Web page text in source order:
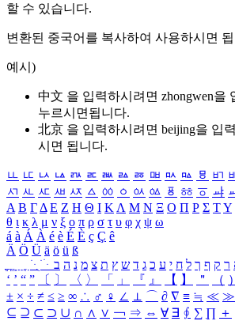
할 수 있습니다.
변환된 중국어를 복사하여 사용하시면
예시)
中文 을 입력하시려면 zhongwen을
누르시면됩니다.
北京 을 입력하시려면 beijing을 입
시면 됩니다.
ㅥ ㅦ ㅧ ㅨ ㅩ ㅪ ㅫ ㅬ ㅭ ㅮ ㅯ ㅰ ㅱ ㅲ
ㅺ ㅻ ㅼ ㅽ ㅾ ㅿ ㆀ ㆁ ㆂ ㆃ ㆄ ㆅ ㆆ ㆇ
Α Β ΓΔ Ε Ζ Η Θ Ι ΚΛ Μ Ν Ξ Ο Π Ρ Σ ΤΥ
θ ι κ λ μ ν ξ ο π ρ σ τ υ φ χ ψ ω
á à Á À é è É È ç Ç ê
Ä Ö Ü ä ö ü ß
ִֶֹ ֻּ ׁׂ ר ק ף ך ל ח י ע כ ג ד ש ץ ת צ מ נ ה ב
‘ ’ “ ” 〔 〕 〈 〉 「 」 『 』 【 】 ＂ （ ）
± × ÷ ≠ ≤ ≥ ∞ ∴ ♂ ♀ ∠ ⊥ ⌒ ∂ ∇ ≡ ≒ ≪ ≫
⊆ ⊇ ⊂ ⊃ ∪ ∩ ∧ ∨ ￢ ⇒ ⇔ ∀ ∃ ∮ ∑ ∏ ＋